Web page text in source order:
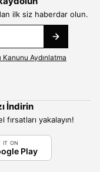
ilk siz haberdar olun.
Kanunu Aydınlatma
İndirin
yakalayın!
IT ON
Play